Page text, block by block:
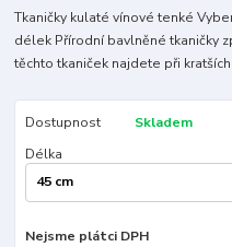
Tkaničky kulaté vínové tenké
délek Přírodní bavlněné tkaničky
těchto tkaniček najdete při
Dostupnost
Skladem
Délka
Nejsme plátci DPH